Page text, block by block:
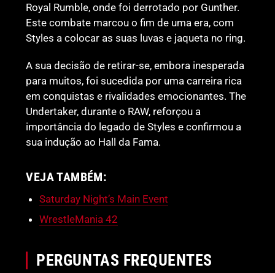
Royal Rumble, onde foi derrotado por Gunther.
Este combate marcou o fim de uma era, com
Styles a colocar as suas luvas e jaqueta no ring.
A sua decisão de retirar-se, embora inesperada
para muitos, foi sucedida por uma carreira rica
em conquistas e rivalidades emocionantes. The
Undertaker, durante o RAW, reforçou a
importância do legado de Styles e confirmou a
sua indução ao Hall da Fama.
VEJA TAMBÉM:
Saturday Night’s Main Event
WrestleMania 42
PERGUNTAS FREQUENTES